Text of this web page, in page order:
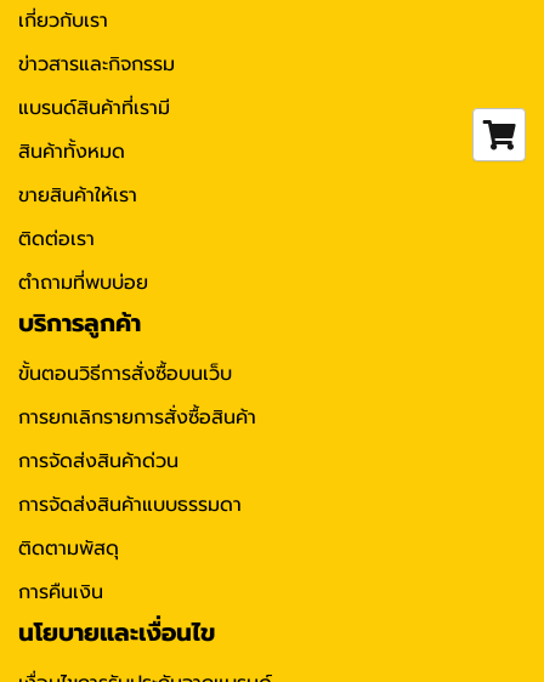
เกี่ยวกับเรา
ข่าวสารและกิจกรรม
แบรนด์สินค้าที่เรามี
สินค้าทั้งหมด
ขายสินค้าให้เรา
ติดต่อเรา
ตำถามที่พบบ่อย
บริการลูกค้า
ขั้นตอนวิธีการสั่งซื้อบนเว็บ
การยกเลิกรายการสั่งซื้อสินค้า
การจัดส่งสินค้าด่วน
การจัดส่งสินค้าแบบธรรมดา
ติดตามพัสดุ
การคืนเงิน
นโยบายและเงื่อนไข